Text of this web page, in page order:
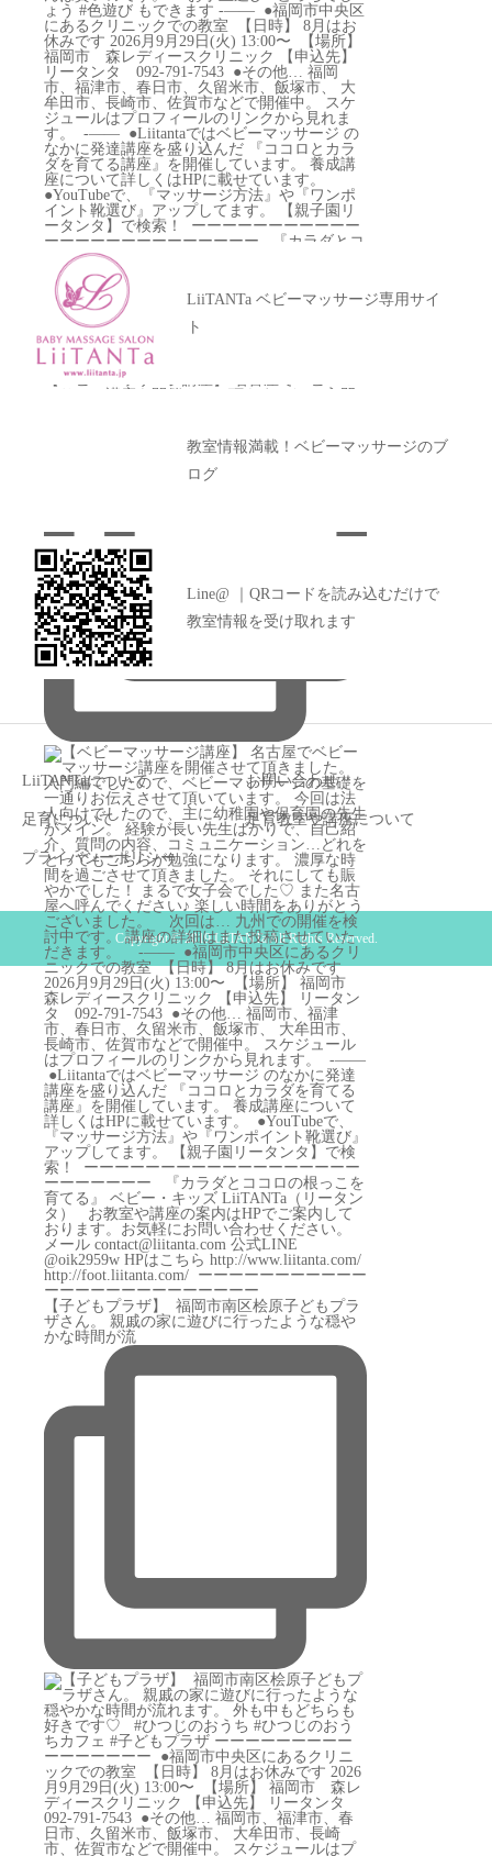
【ベビーマッサージ講座】 名古屋でベビーマ
【子どもプラザ】 ⁡ 福岡市南区桧原子どもプラ
ザさん。 親戚の家に遊びに行ったような穏や
かな時間が流
LiiTANTa ベビーマッサージ専用サイ
ト
教室情報満載！ベビーマッサージのブ
ログ
Line@ ｜QRコードを読み込むだけで
教室情報を受け取れます
LiiTANTaについて お問い合わせ
足育について 足育教室や講座について
プライバシーポリシー
Copyright © 2019 LiiTANTa All Rights Reserved.